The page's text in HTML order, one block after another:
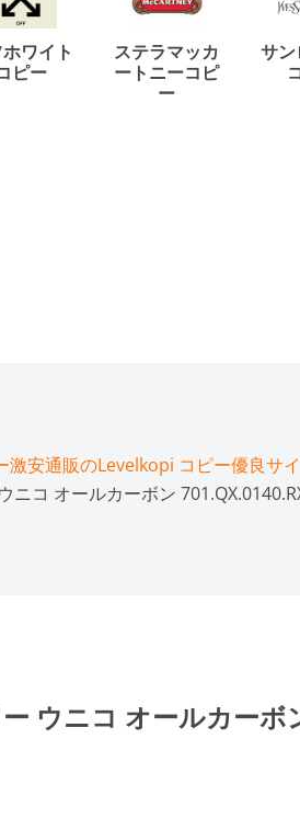
ワイト
ピー
ステラマッカ
ートニーコピ
ー
サン
激安通販のLevelkopi コピー優良サ
ニコ オールカーボン
ウニコ オールカーボ